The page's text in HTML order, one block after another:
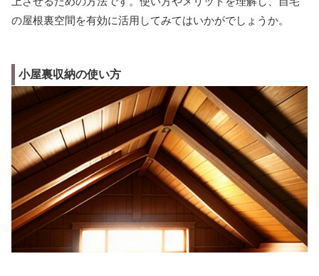
の屋根裏空間を有効に活用してみてはいかがでしょうか。
小屋裏収納の使い方